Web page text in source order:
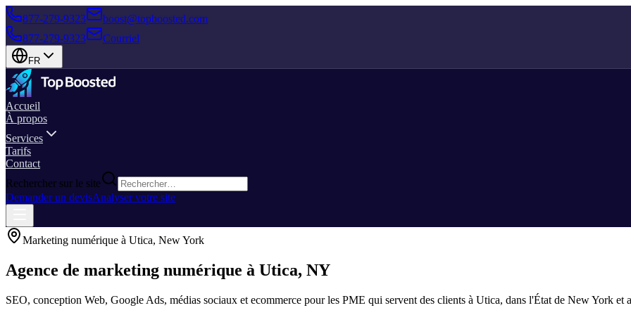
877-279-9323
boost@topboosted.com
877-279-9323
Courriel
FR
Accueil
À propos
Services
Tarifs
Contact
Rechercher sur le site
Demander un devisAnalyser votre site
Marketing numérique à Utica, New York
Agence de marketing numérique à Utica, NY
SEO, conception Web, Google Ads, médias sociaux et ecommerce pour les PME qui servent des clients à Utica, dans l'État de New York et